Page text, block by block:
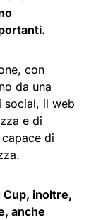
con
da una
social, il web
e di
di
Cup, inoltre,
anche